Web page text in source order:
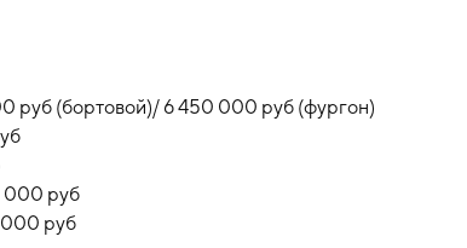
руб (бортовой)/ 6 450 000 руб (фургон)
000 руб
руб